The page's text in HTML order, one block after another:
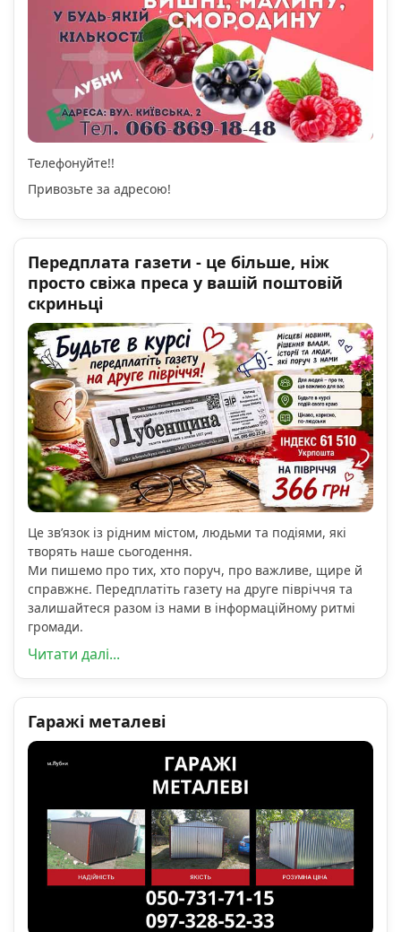
Телефонуйте!!
Привозьте за адресою!
Передплата газети - це більше, ніж
просто свіжа преса у вашій поштовій
скриньці
Це зв’язок із рідним містом, людьми та подіями, які
творять наше сьогодення.
Ми пишемо про тих, хто поруч, про важливе, щире й
справжнє. Передплатіть газету на друге півріччя та
залишайтеся разом із нами в інформаційному ритмі
громади.
Читати далі...
Гаражі металеві